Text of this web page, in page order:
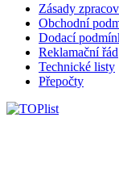
Zásady
Obchodní
Dodací
Reklamační řád
Technické listy
Přepočty